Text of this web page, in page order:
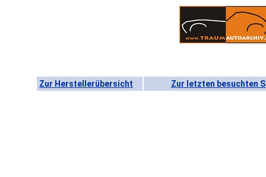
Zur Herstellerübersicht Zur letzten besuchten